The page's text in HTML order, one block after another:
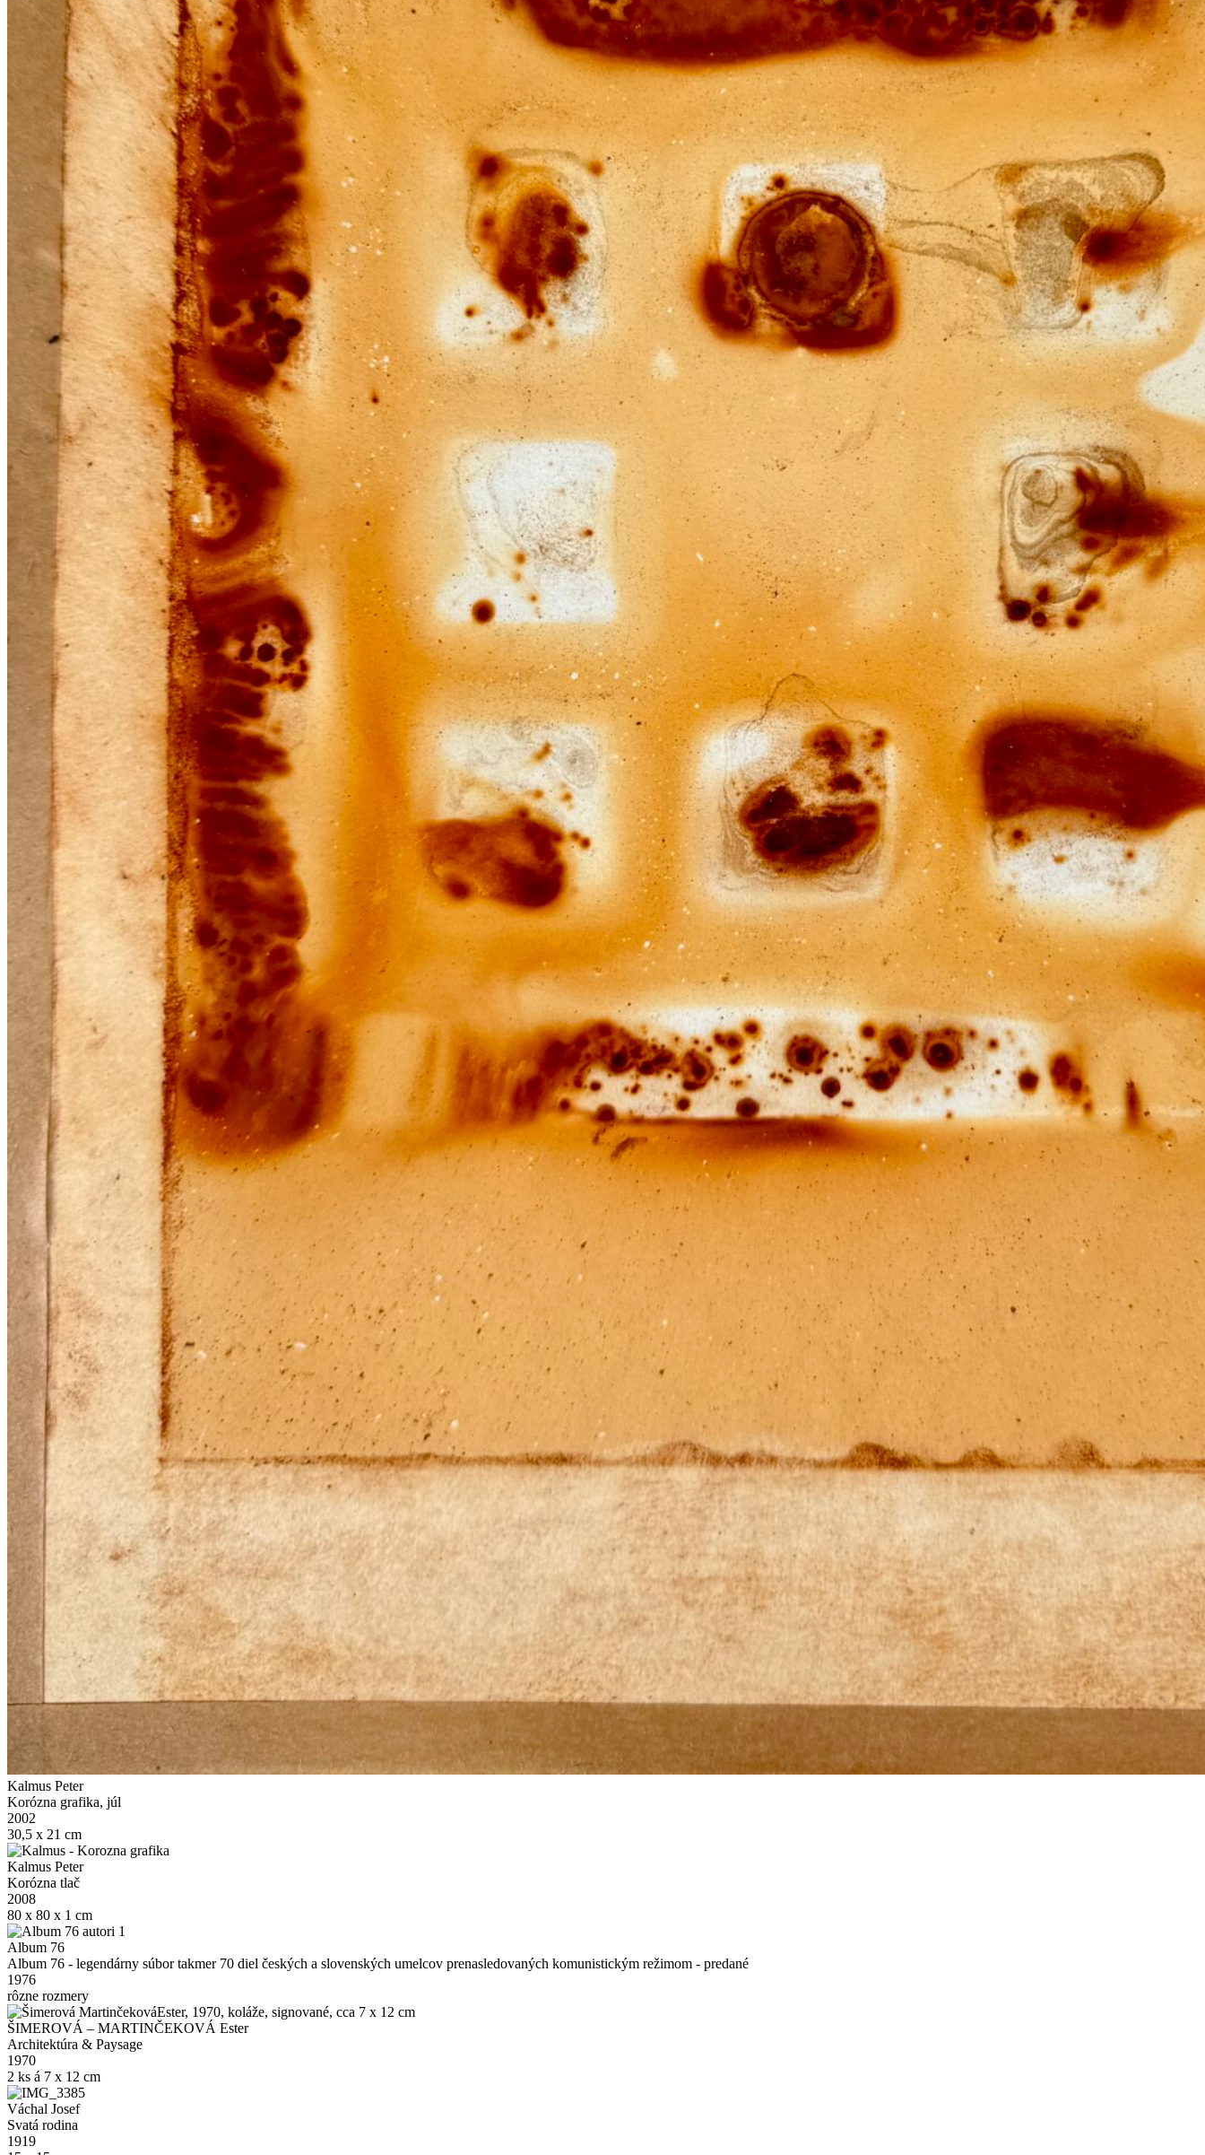
Kalmus Peter
Korózna grafika, júl
2002
30,5 x 21 cm
Kalmus Peter
Korózna tlač
2008
80 x 80 x 1 cm
Album 76
Album 76 - legendárny súbor takmer 70 diel českých a slovenských umelcov prenasledovaných komunistickým režimom - predané
1976
rôzne rozmery
ŠIMEROVÁ – MARTINČEKOVÁ Ester
Architektúra & Paysage
1970
2 ks á 7 x 12 cm
Váchal Josef
Svatá rodina
1919